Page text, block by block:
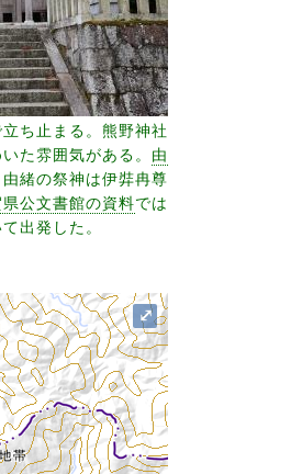
ち止まる。熊野神社
た雰囲気がある。 由
緒の祭神は伊弉冉尊
公文書館の資料では
出発した。
⤢